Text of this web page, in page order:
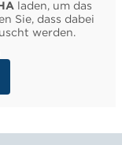
laden, um das
Sie, dass dabei
werden.